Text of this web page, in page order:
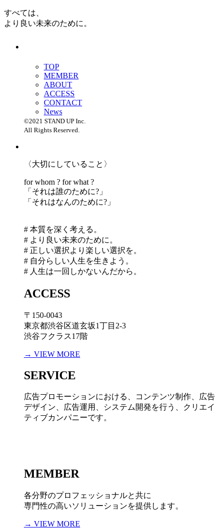
すべては、
より良い未来のために。
TOP
MEMBER
ABOUT
ACCESS
CONTACT
News
©2021 STAND UP Inc.
All Rights Reserved.
〈大切にしていること〉
for whom ? for what ?
「 それは誰のために?」
「 それはなんのために?」
# 本質を深く考える。
# より良い未来のために。
# 正しい選択より楽しい選択を。
# 自分らしい人生を生きよう。
# 人生は一回しかないんだから。
ACCESS
〒150-0043
東京都渋谷区道玄坂1丁目2-3
渋谷フクラス17階
→ VIEW MORE
SERVICE
広告プロモーションにおける、コンテンツ制作、広告
デザイン、広告運用、システム開発を行う、
クリエイ
ティブカンパニーです。
MEMBER
各分野のプロフェッショナルと共に
専門性の高いソリューションを提供します。
→ VIEW MORE